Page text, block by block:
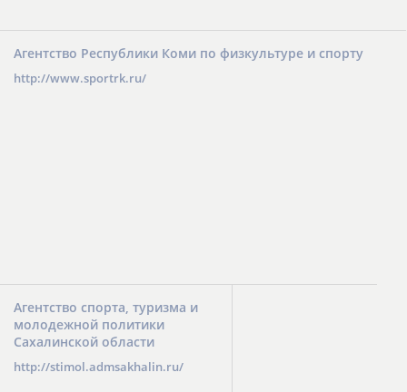
Агентство Республики Коми по физкультуре и спорту
http://www.sportrk.ru/
Агентство спорта, туризма и
молодежной политики
Сахалинской области
http://stimol.admsakhalin.ru/